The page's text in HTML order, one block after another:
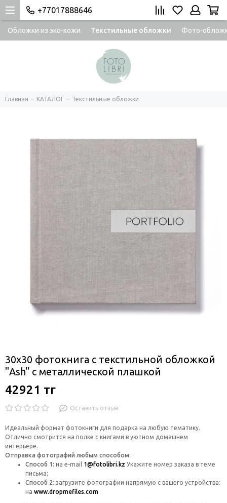
Обложки из эко-кожи Текстильные обложки Фото-
+77017888646
Главная КАТАЛОГ Текстильные обложки
30x30 фотокнига с текстильной обложкой
"Ash" с металлической плашкой
42921 тг
Оставить отзыв
Идеальный формат фотокниги для подарка на любую тематику.
Отлично смотрится на полке с книгами в уютном домашнем
интерьере.
Отправка фотографий любым способом:
Способ 1: на e-mail 1@fotolibri.kz Укажите номер заказа в теме
письма;
Способ 2: загрузите фотографии напрямую с вашего устройства:
на www.dropmefiles.com